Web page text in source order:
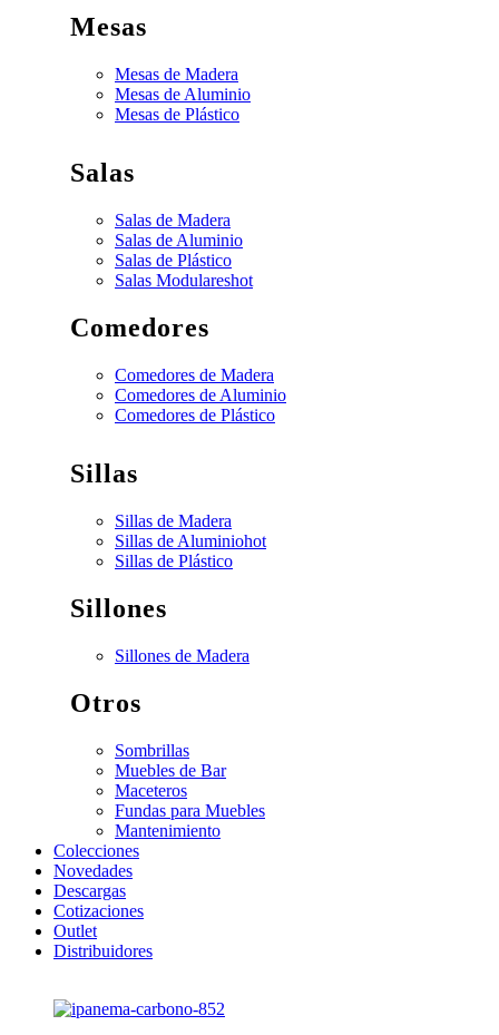
Mesas
Mesas de Madera
Mesas de Aluminio
Mesas de Plástico
Salas
Salas de Madera
Salas de Aluminio
Salas de Plástico
Salas Modulareshot
Comedores
Comedores de Madera
Comedores de Aluminio
Comedores de Plástico
Sillas
Sillas de Madera
Sillas de Aluminiohot
Sillas de Plástico
Sillones
Sillones de Madera
Otros
Sombrillas
Muebles de Bar
Maceteros
Fundas para Muebles
Mantenimiento
Colecciones
Novedades
Descargas
Cotizaciones
Outlet
Distribuidores